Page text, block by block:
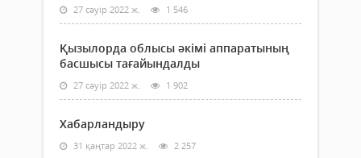
27 сәуір 2022 ж. 1 546
Қызылорда облысы әкімі аппаратының
басшысы тағайындалды
27 сәуір 2022 ж. 1 902
Хабарландыру
31 қаңтар 2022 ж. 2 257